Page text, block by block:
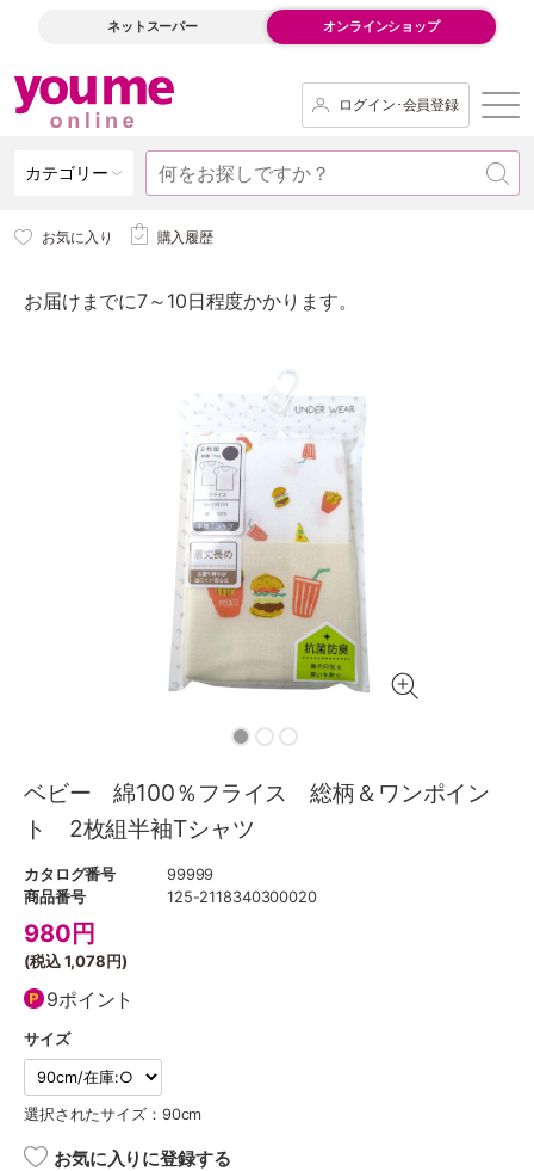
ネットスーパー オンラインショップ
ログイン･会員登録
カテゴリー
お気に入り 購入履歴
お届けまでに7～10日程度かかります。
ベビー 綿100％フライス 総柄＆ワンポイン
ト 2枚組半袖Tシャツ
カタログ番号
99999
商品番号
125-2118340300020
980 円
(税込1,078円)
9ポイント
サイズ
選択されたサイズ：90cm
お気に入りに登録する